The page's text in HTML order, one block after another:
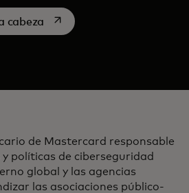
cabezase abre en una pestaña
de Mastercard responsable
políticas de ciberseguridad
global y las agencias
las asociaciones público-